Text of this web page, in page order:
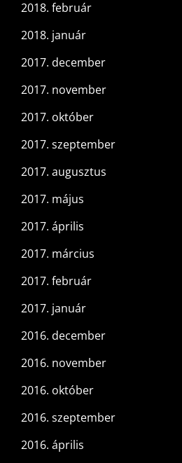
2018. február
2018. január
2017. december
2017. november
2017. október
2017. szeptember
2017. augusztus
2017. május
2017. április
2017. március
2017. február
2017. január
2016. december
2016. november
2016. október
2016. szeptember
2016. április